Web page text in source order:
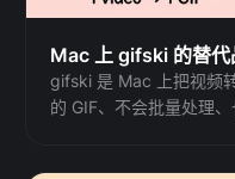
Mac 上 gifski 的替代
gifski 是 Mac 上把视频
的 GIF、不会批量处理